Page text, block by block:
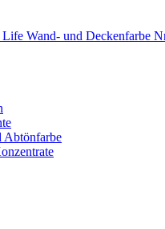
Wand- und Deckenfarbe
Abtönfarbe